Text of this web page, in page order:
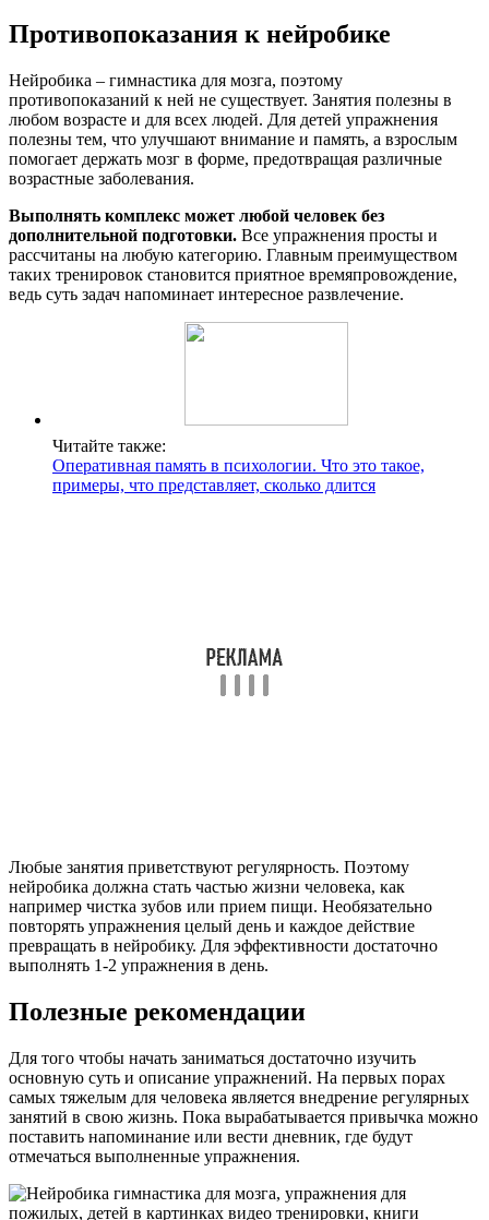
Противопоказания к нейробике
Нейробика – гимнастика для мозга, поэтому
противопоказаний к ней не существует. Занятия полезны в
любом возрасте и для всех людей. Для детей упражнения
полезны тем, что улучшают внимание и память, а взрослым
помогает держать мозг в форме, предотвращая различные
возрастные заболевания.
Выполнять комплекс может любой человек без
дополнительной подготовки. Все упражнения просты и
рассчитаны на любую категорию. Главным преимуществом
таких тренировок становится приятное времяпровождение,
ведь суть задач напоминает интересное развлечение.
Читайте также:
Оперативная память в психологии. Что это такое,
примеры, что представляет, сколько длится
Любые занятия приветствуют регулярность. Поэтому
нейробика должна стать частью жизни человека, как
например чистка зубов или прием пищи. Необязательно
повторять упражнения целый день и каждое действие
превращать в нейробику. Для эффективности достаточно
выполнять 1-2 упражнения в день.
Полезные рекомендации
Для того чтобы начать заниматься достаточно изучить
основную суть и описание упражнений. На первых порах
самых тяжелым для человека является внедрение регулярных
занятий в свою жизнь. Пока вырабатывается привычка можно
поставить напоминание или вести дневник, где будут
отмечаться выполненные упражнения.